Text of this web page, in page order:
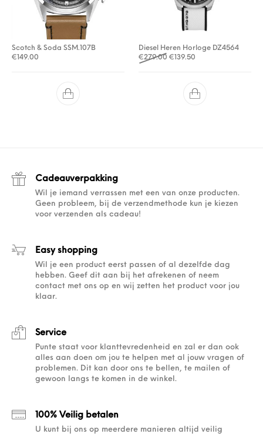
Scotch & Soda SSM.107B
€149.00
Diesel Heren Horloge DZ4564
€279.00 Oorspronkelijke prijs was:
€139.50
Cadeauverpakking
Wil je iemand verrassen met een van onze producten.
Geen probleem, bij de verzendmethode kun je kiezen
voor verzenden als cadeau!
Easy shopping
Wil je een product eerst passen of al dezelfde dag
hebben. Geef dit aan bij het afrekenen of neem
contact met ons op en wij zetten het product voor jou
klaar.
Service
Punte staat voor klanttevredenheid en zal er dan ook
alles aan doen om jou te helpen met al jouw vragen of
problemen. Dit kan door ons te bellen, te mailen of
gewoon langs te komen in de winkel.
100% Veilig betalen
U kunt bij ons op meerdere manieren altijd veilig